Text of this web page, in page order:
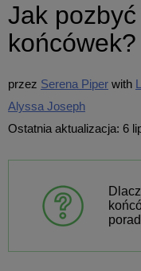
Jak
końcówek?
przez Serena Piper
Alyssa Joseph
Ostatnia aktualizacja: 6